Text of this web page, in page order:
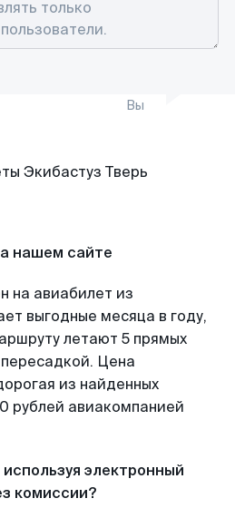
Вы
нашем сайте
на авиабилет из
выгодные месяца в году,
летают 5 прямых
Цена
из найденных
рублей авиакомпанией
электронный
комиссии?